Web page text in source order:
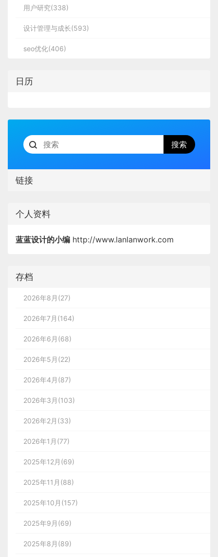
用户研究(338)
设计管理与成长(593)
seo优化(406)
日历
链接
个人资料
蓝蓝设计的小编 http://www.lanlanwork.com
存档
2026年8月(27)
2026年7月(164)
2026年6月(68)
2026年5月(22)
2026年4月(87)
2026年3月(103)
2026年2月(33)
2026年1月(77)
2025年12月(69)
2025年11月(88)
2025年10月(157)
2025年9月(69)
2025年8月(89)